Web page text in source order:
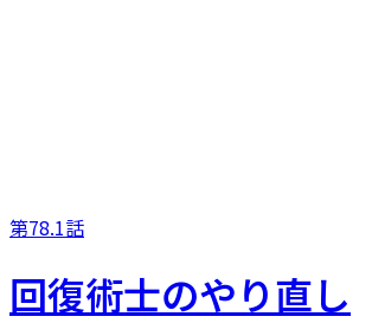
第78.1話
回復術士のやり直し